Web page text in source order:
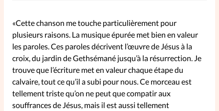
PersonnElles
RelationnElles
Shopping Spi
«Cette chanson me touche particulièrement pour
plusieurs raisons. La musique épurée met bien en valeur
les paroles. Ces paroles décrivent l’œuvre de Jésus à la
croix, du jardin de Gethsémané jusqu’à la résurrection. Je
trouve que l’écriture met en valeur chaque étape du
calvaire, tout ce qu’il a subi pour nous. Ce morceau est
tellement triste qu’on ne peut que compatir aux
souffrances de Jésus, mais il est aussi tellement